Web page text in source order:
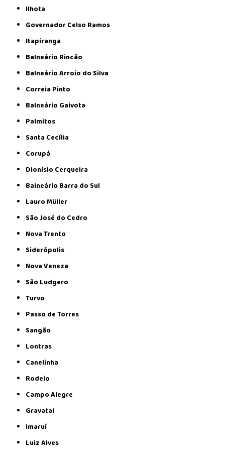
Ilhota
Governador Celso Ramos
Itapiranga
Balneário Rincão
Balneário Arroio do Silva
Correia Pinto
Balneário Gaivota
Palmitos
Santa Cecília
Corupá
Dionísio Cerqueira
Balneário Barra do Sul
Lauro Müller
São José do Cedro
Nova Trento
Siderópolis
Nova Veneza
São Ludgero
Turvo
Passo de Torres
Sangão
Lontras
Canelinha
Rodeio
Campo Alegre
Gravatal
Imaruí
Luiz Alves